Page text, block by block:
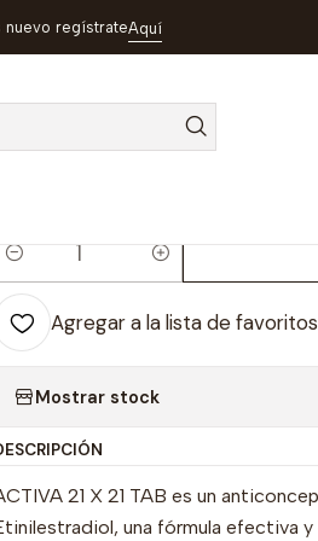
nuevo regístrateAquíFAES- UBI 18-C-
21 X 21
Cantidad
Agregar a la lista de favoritos
Mostrar stock
21 X 21 TAB es un
una fórmula efectiva